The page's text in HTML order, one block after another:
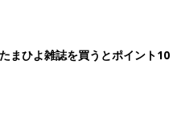
まひよ雑誌を買うとポイント10